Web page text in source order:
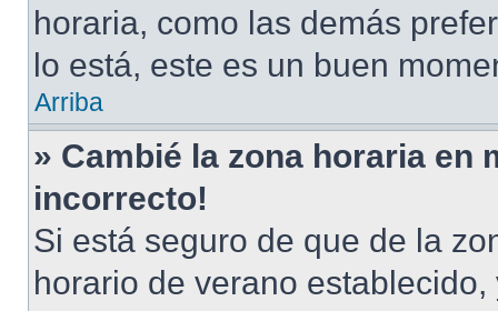
horaria, como las demás
lo está, este es un buen
Arriba
» Cambié la zona horaria en
incorrecto!
Si está seguro de que de la
horario de verano